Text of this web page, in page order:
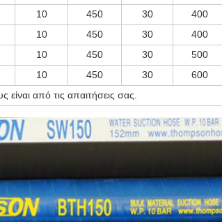
10 450 30 400
10 450 30 400
10 450 30 500
10 450 30 600
είναι από τις απαιτήσεις σας.